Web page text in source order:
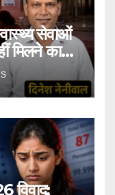
सेवाओं
मिलने का